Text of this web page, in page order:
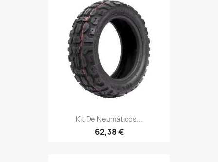
Kit De Neumáticos...
62,38 €